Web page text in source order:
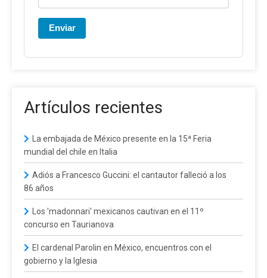
Enviar
Artículos recientes
La embajada de México presente en la 15ª Feria
mundial del chile en Italia
Adiós a Francesco Guccini: el cantautor falleció a los
86 años
Los 'madonnari' mexicanos cautivan en el 11º
concurso en Taurianova
El cardenal Parolin en México, encuentros con el
gobierno y la Iglesia